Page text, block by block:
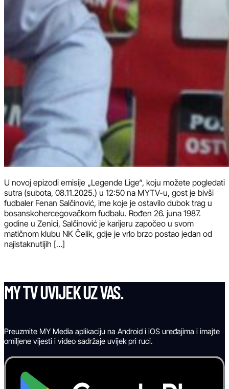
U novoj epizodi emisije „Legende Lige“, koju možete pogledati
sutra (subota, 08.11.2025.) u 12:50 na MYTV-u, gost je bivši
fudbaler Fenan Salčinović, ime koje je ostavilo dubok trag u
bosanskohercegovačkom fudbalu. Rođen 26. juna 1987.
godine u Zenici, Salčinović je karijeru započeo u svom
matičnom klubu NK Čelik, gdje je vrlo brzo postao jedan od
najistaknutijih […]
MY TV UVIJEK UZ VAS.
Preuzmite MY Media aplikaciju na Android i iOS uređajima i imajte
omiljene vijesti i video sadržaje uvijek pri ruci.